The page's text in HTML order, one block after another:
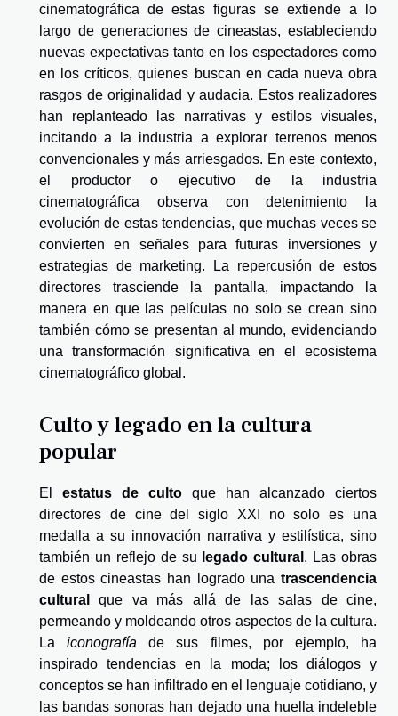
cinematográfica de estas figuras se extiende a lo
largo de generaciones de cineastas, estableciendo
nuevas expectativas tanto en los espectadores como
en los críticos, quienes buscan en cada nueva obra
rasgos de originalidad y audacia. Estos realizadores
han replanteado las narrativas y estilos visuales,
incitando a la industria a explorar terrenos menos
convencionales y más arriesgados. En este contexto,
el productor o ejecutivo de la industria
cinematográfica observa con detenimiento la
evolución de estas tendencias, que muchas veces se
convierten en señales para futuras inversiones y
estrategias de marketing. La repercusión de estos
directores trasciende la pantalla, impactando la
manera en que las películas no solo se crean sino
también cómo se presentan al mundo, evidenciando
una transformación significativa en el ecosistema
cinematográfico global.
Culto y legado en la cultura
popular
El estatus de culto que han alcanzado ciertos
directores de cine del siglo XXI no solo es una
medalla a su innovación narrativa y estilística, sino
también un reflejo de su legado cultural . Las obras
de estos cineastas han logrado una trascendencia
cultural
que va más allá de las salas de cine,
permeando y moldeando otros aspectos de la cultura.
Laiconografía de sus filmes, por ejemplo, ha
inspirado tendencias en la moda; los diálogos y
conceptos se han infiltrado en el lenguaje cotidiano, y
las bandas sonoras han dejado una huella indeleble